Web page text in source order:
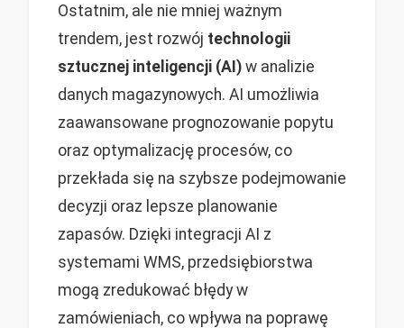
Ostatnim, ale nie mniej ważnym
trendem, jest rozwój technologii
sztucznej inteligencji (AI) w analizie
danych magazynowych. AI umożliwia
zaawansowane prognozowanie popytu
oraz optymalizację procesów, co
przekłada się na szybsze podejmowanie
decyzji oraz lepsze planowanie
zapasów. Dzięki integracji AI z
systemami WMS, przedsiębiorstwa
mogą zredukować błędy w
zamówieniach, co wpływa na poprawę